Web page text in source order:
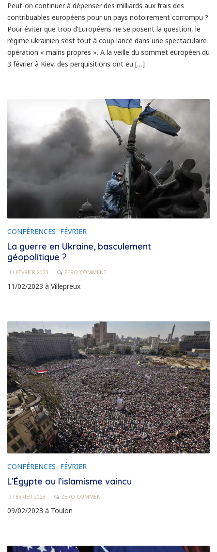
Peut-on continuer à dépenser des milliards aux frais des
contribuables européens pour un pays notoirement corrompu ?
Pour éviter que trop d’Européens ne se posent la question, le
régime ukrainien s’est tout à coup lancé dans une spectaculaire
opération « mains propres ». A la veille du sommet européen du
3 février à Kiev, des perquisitions ont eu […]
CONFÉRENCES FÉVRIER
La guerre en Ukraine, basculement
géopolitique ?
11 FÉVRIER 2023 ZERO COMMENT
11/02/2023 à Villepreux
CONFÉRENCES FÉVRIER
L’Égypte ou l’islamisme vaincu
9 FÉVRIER 2023 ZERO COMMENT
09/02/2023 à Toulon